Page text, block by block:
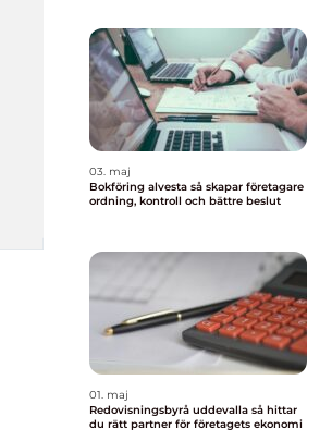
03. maj
Bokföring alvesta så skapar företagare
ordning, kontroll och bättre beslut
01. maj
Redovisningsbyrå uddevalla så hittar
du rätt partner för företagets ekonomi